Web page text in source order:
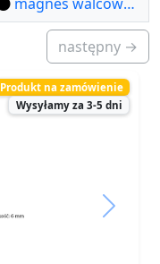
następny →
Produkt na zamówienie
Wysyłamy za 3-5 dni
Next